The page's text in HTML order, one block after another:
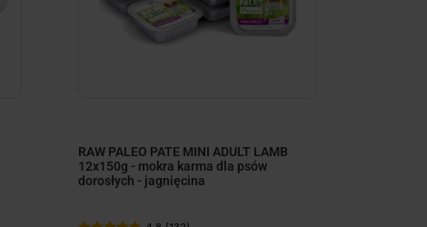
RAW PALEO PATE MINI ADULT LAMB
12x150g - mokra karma dla psów
dorosłych - jagnięcina